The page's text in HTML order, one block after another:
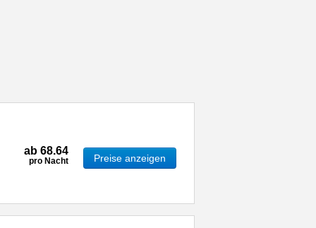
ab 68.64
pro Nacht Preise anzeigen